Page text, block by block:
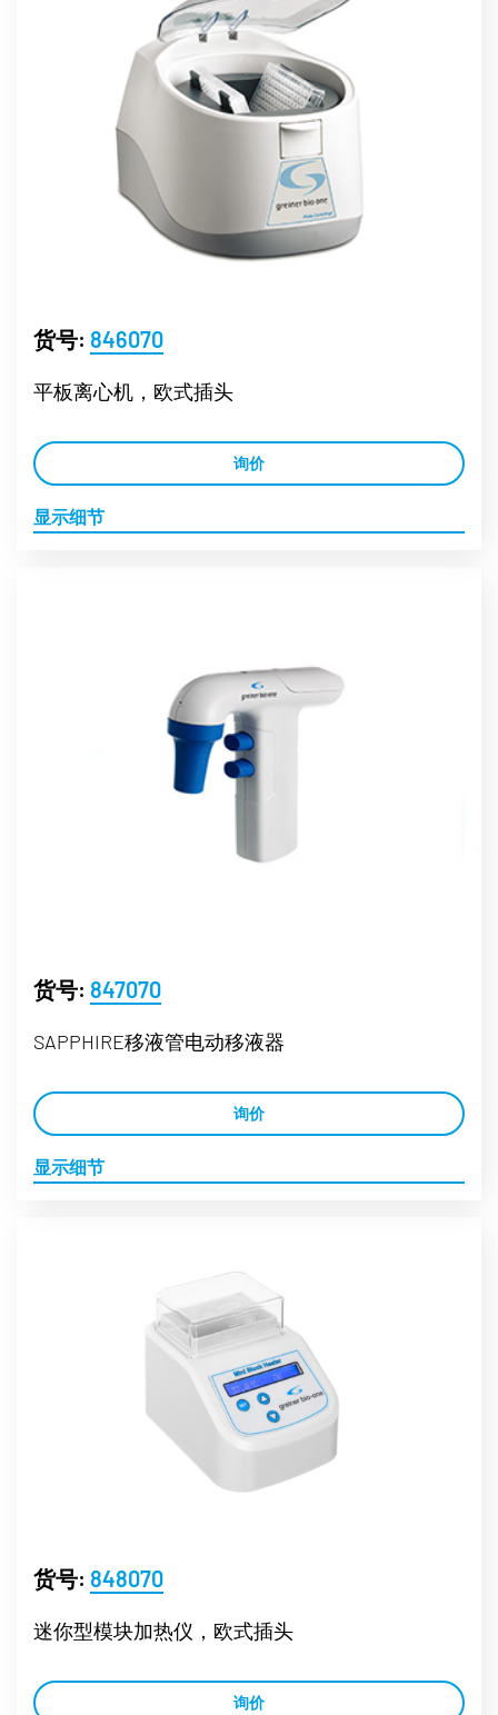
货号: 846070
平板离心机，欧式插头
询价
显示细节
货号: 847070
SAPPHIRE移液管电动移液器
询价
显示细节
货号: 848070
迷你型模块加热仪，欧式插头
询价